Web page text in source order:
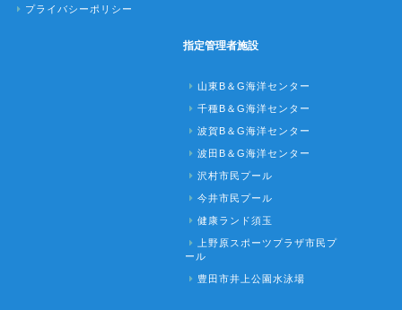
プライバシーポリシー
指定管理者施設
山東B＆G海洋センター
千種B＆G海洋センター
波賀B＆G海洋センター
波田B＆G海洋センター
沢村市民プール
今井市民プール
健康ランド須玉
上野原スポーツプラザ市民プ
ール
豊田市井上公園水泳場